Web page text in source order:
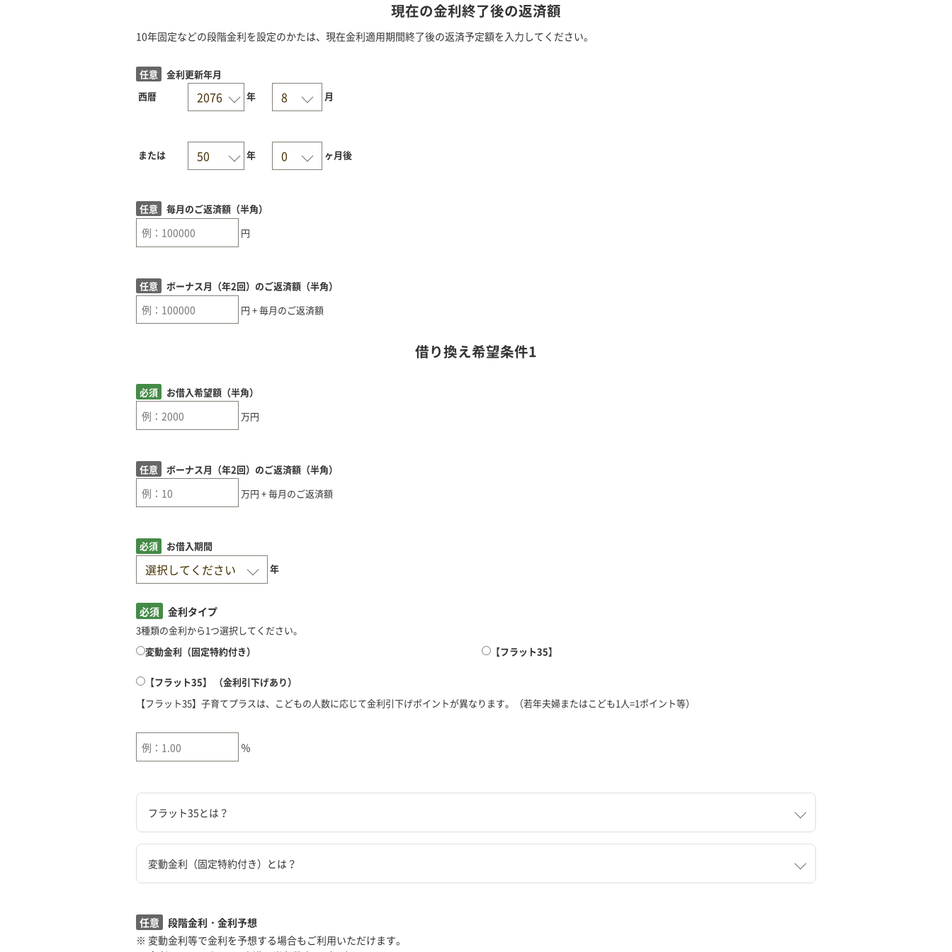
現在の金利終了後の返済額
10年固定などの段階金利を設定のかたは、現在金利適用期間終了後の返済予定額を入力してください。
任意
金利更新年月
西暦
年 月
または 年 ヶ月後
任意
毎月のご返済額（半角）
円
任意
ボーナス月（年2回）のご返済額（半角）
円 + 毎月のご返済額
借り換え希望条件1
必須
お借入希望額（半角）
万円
任意
ボーナス月（年2回）のご返済額（半角）
万円 + 毎月のご返済額
必須
お借入期間
年
必須 金利タイプ
3種類の金利から1つ選択してください。
変動金利（固定特約付き）
【フラット35】
【フラット35】 （金利引下げあり）
【フラット35】子育てプラスは、こどもの人数に応じて金利引下げポイントが異なります。（若年夫婦またはこども1人=1ポイント等）
％
フラット35とは？
変動金利（固定特約付き）とは？
任意
段階金利・金利予想
※ 変動金利等で金利を予想する場合もご利用いただけます。